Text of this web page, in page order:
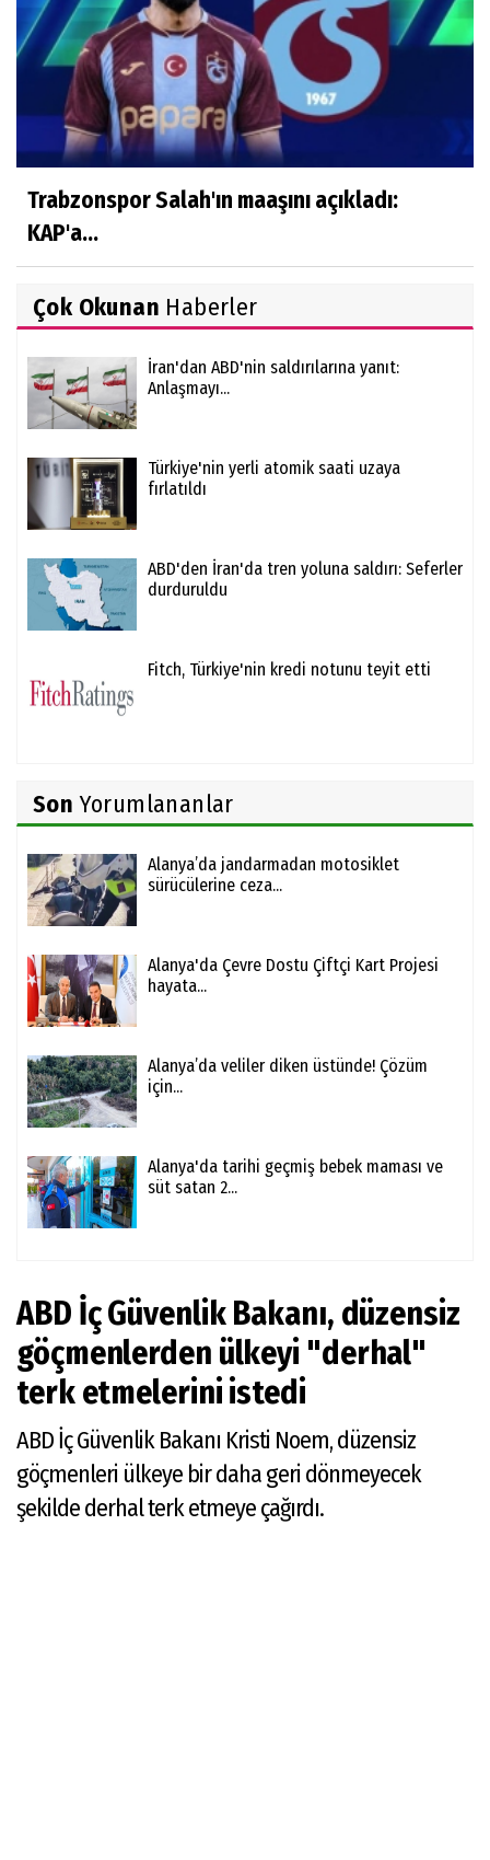
Trabzonspor Salah'ın maaşını açıkladı:
KAP'a...
Çok Okunan Haberler
İran'dan ABD'nin saldırılarına yanıt:
Anlaşmayı...
Türkiye'nin yerli atomik saati uzaya
fırlatıldı
ABD'den İran'da tren yoluna saldırı: Seferler
durduruldu
Fitch, Türkiye'nin kredi notunu teyit etti
Son Yorumlananlar
Alanya’da jandarmadan motosiklet
sürücülerine ceza...
Alanya'da Çevre Dostu Çiftçi Kart Projesi
hayata...
Alanya’da veliler diken üstünde! Çözüm
için...
Alanya'da tarihi geçmiş bebek maması ve
süt satan 2...
ABD İç Güvenlik Bakanı, düzensiz
göçmenlerden ülkeyi "derhal"
terk etmelerini istedi
ABD İç Güvenlik Bakanı Kristi Noem, düzensiz
göçmenleri ülkeye bir daha geri dönmeyecek
şekilde derhal terk etmeye çağırdı.